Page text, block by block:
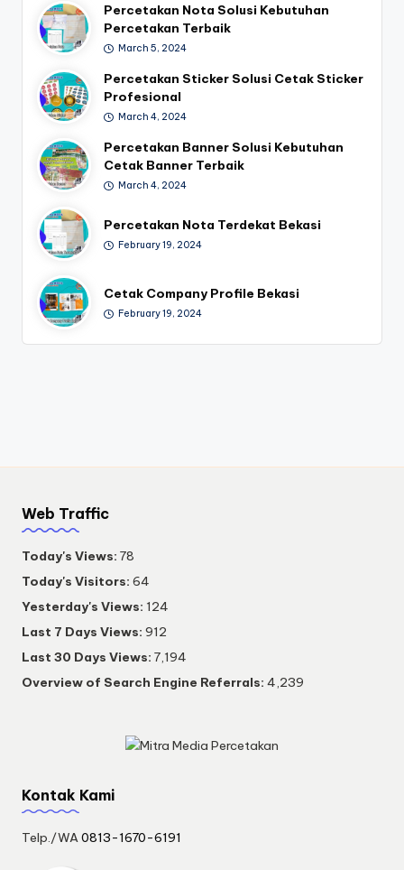
Percetakan Nota Solusi Kebutuhan
Percetakan Terbaik
March 5, 2024
Percetakan Sticker Solusi Cetak Sticker
Profesional
March 4, 2024
Percetakan Banner Solusi Kebutuhan
Cetak Banner Terbaik
March 4, 2024
Percetakan Nota Terdekat Bekasi
February 19, 2024
Cetak Company Profile Bekasi
February 19, 2024
Web Traffic
Today's Views: 78
Today's Visitors: 64
Yesterday's Views: 124
Last 7 Days Views: 912
Last 30 Days Views: 7,194
Overview of Search Engine Referrals: 4,239
Kontak Kami
Telp./WA0813-1670-6191